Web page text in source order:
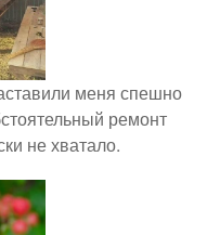
меня спешно
ремонт
не хватало.